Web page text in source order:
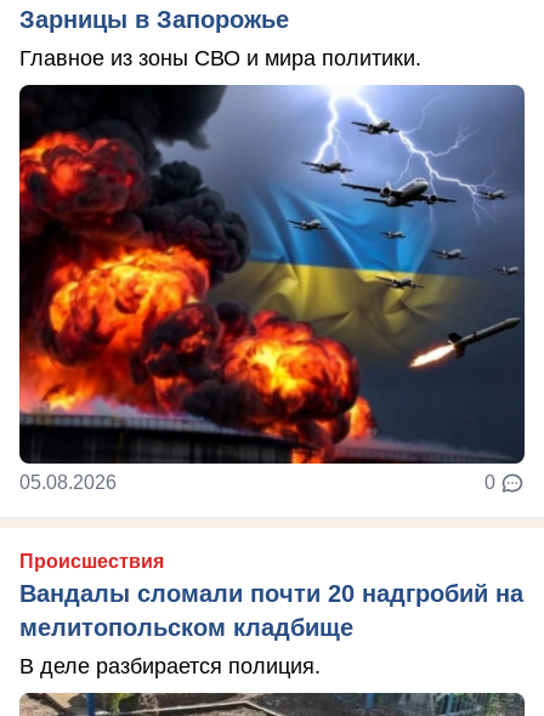
Зарницы в Запорожье
Главное из зоны СВО и мира политики.
05.08.2026 0
Происшествия
Вандалы сломали почти 20 надгробий на
мелитопольском кладбище
В деле разбирается полиция.